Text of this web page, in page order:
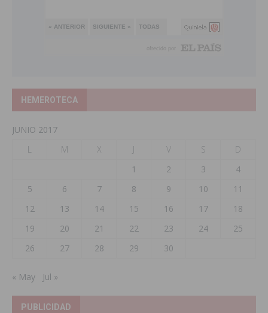
HEMEROTECA
JUNIO 2017
L
M X J V S
D
1
2 3
4
5
6 7 8 9 10
11
12
13 14 15 16 17
18
19
20 21 22 23 24
25
26
27 28 29 30
« May Jul »
PUBLICIDAD